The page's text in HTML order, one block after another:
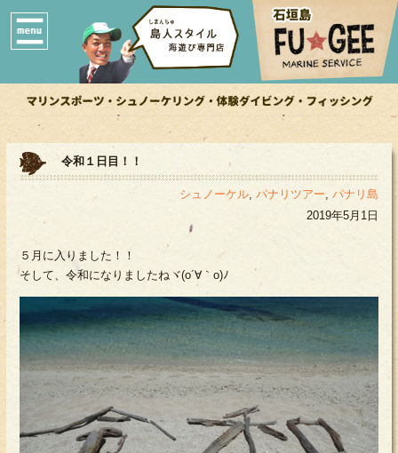
令和１日目！！
シュノーケル, パナリツアー, パナリ島
2019年5月1日
５月に入りました！！
そして、令和になりましたねヾ(o´∀｀o)ﾉ